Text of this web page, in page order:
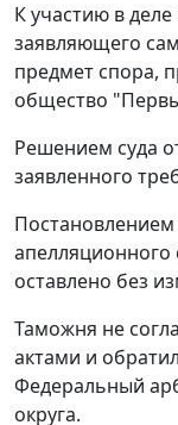
К участию в деле
заявляющего
предмет спора,
общество
Решением суда
заявленного
апелляционного
оставлено без
Таможня не
актами и
Федеральный
округа.